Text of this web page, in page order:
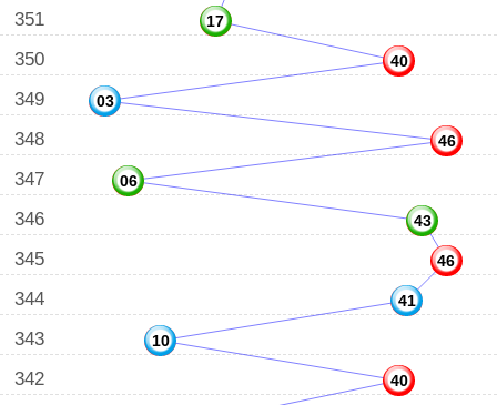
351 17
350 40
349 03
348 46
347 06
346 43
345 46
344 41
343 10
342 40